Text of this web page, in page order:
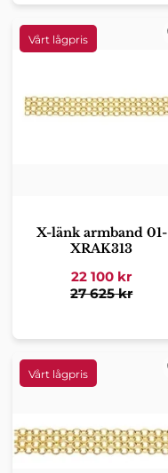
X-länk armband 01-
XRAK313
22 100 kr
27 625kr